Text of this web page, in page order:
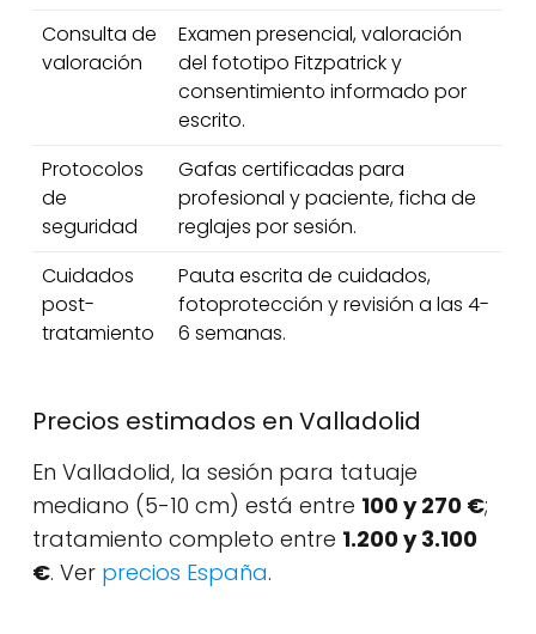
Consulta de
valoración
Examen presencial, valoración
del fototipo Fitzpatrick y
consentimiento informado por
escrito.
Protocolos
de
seguridad
Gafas certificadas para
profesional y paciente, ficha de
reglajes por sesión.
Cuidados
post-
tratamiento
Pauta escrita de cuidados,
fotoprotección y revisión a las 4-
6 semanas.
Precios estimados en Valladolid
En Valladolid, la sesión para tatuaje
mediano (5-10 cm) está entre 100 y 270 €;
tratamiento completo entre 1.200 y 3.100
€. Ver precios España.